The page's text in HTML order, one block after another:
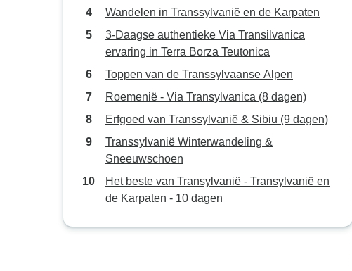
Wandelen in Transsylvanië en de Karpaten
3-Daagse authentieke Via Transilvanica
ervaring in Terra Borza Teutonica
Toppen van de Transsylvaanse Alpen
Roemenië - Via Transylvanica (8 dagen)
Erfgoed van Transsylvanië & Sibiu (9 dagen)
Transsylvanië Winterwandeling &
Sneeuwschoen
Het beste van Transylvanië - Transylvanië en
de Karpaten - 10 dagen